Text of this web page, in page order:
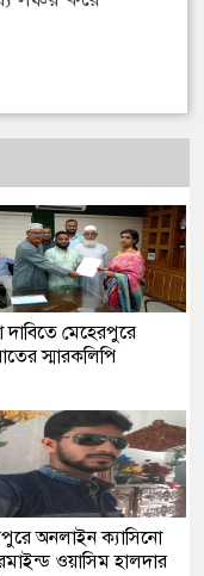
মেহেরপুরে
স্মারকলিপি
অনলাইন ক্যাসিনো
ওয়াসিম হালদার